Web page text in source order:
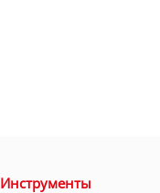
Инструменты